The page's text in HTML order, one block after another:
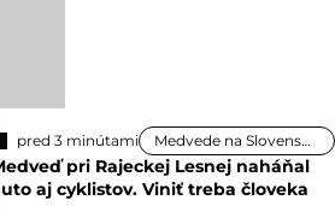
pred 3 minútami Medvede na Slovensku
pri Rajeckej Lesnej naháňal
aj cyklistov. Viniť treba človeka